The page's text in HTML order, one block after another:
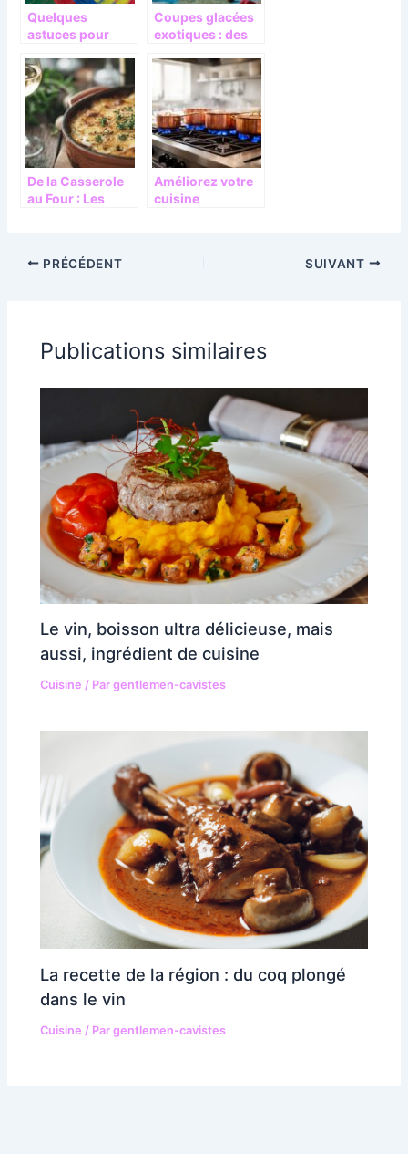
Quelques
astuces pour
escargots
surgeles
Coupes glacées
exotiques : des
traditionnelles
aux découvertes
gourmandes
modernes
De la Casserole
au Four : Les
Cassolette de
Améliorez votre
cuisine
PRÉCÉDENT SUIVANT
Publications similaires
Le vin, boisson ultra délicieuse, mais
aussi, ingrédient de cuisine
Cuisine / Pargentlemen-cavistes
La recette de la région : du coq plongé
dans le vin
Cuisine / Pargentlemen-cavistes